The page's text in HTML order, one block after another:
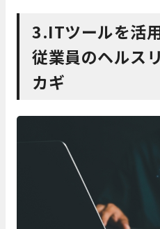
3.ITツールを活
従業員のヘルス
カギ